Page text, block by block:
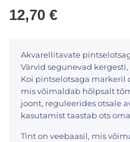
12,70 €
Akvarellitavate
Värvid segunevad
Koi pintselotsaga markeril
mis võimaldab hõlpsalt
joont, reguleerides otsale
kasutamist taastab ots
Tint on veebaasil, mis